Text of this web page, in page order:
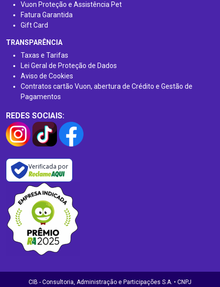
Vuon Proteção e Assistência Pet
Fatura Garantida
Gift Card
TRANSPARÊNCIA
Taxas e Tarifas
Lei Geral de Proteção de Dados
Aviso de Cookies
Contratos cartão Vuon, abertura de Crédito e Gestão de
Pagamentos
REDES SOCIAIS:
Verificada por
CIB - Consultoria, Administração e Participações S.A. • CNPJ